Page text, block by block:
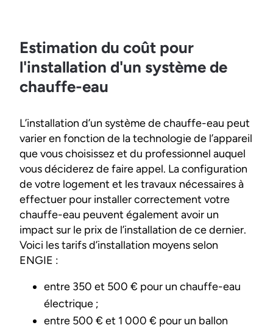
Estimation du coût pour
l'installation d'un système de
chauffe-eau
L’installation d’un système de chauffe-eau peut
varier en fonction de la technologie de l’appareil
que vous choisissez et du professionnel auquel
vous déciderez de faire appel. La configuration
de votre logement et les travaux nécessaires à
effectuer pour installer correctement votre
chauffe-eau peuvent également avoir un
impact sur le prix de l’installation de ce dernier.
Voici les tarifs d’installation moyens selon
ENGIE :
entre 350 et 500 € pour un chauffe-eau
électrique ;
entre 500 € et 1 000 € pour un ballon